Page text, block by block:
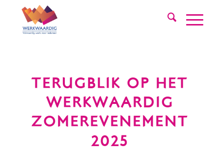
TERUGBLIK OP HET
WERKWAARDIG
ZOMEREVENEMENT
2025